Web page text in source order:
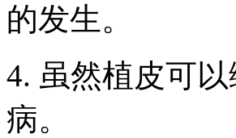
的发生。
4. 虽然植皮可
病。